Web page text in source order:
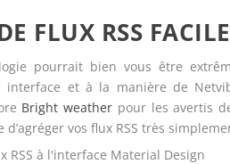
FLUX RSS
pourrait bien vous être
interface et à la manière de
Bright weather pour les avertis
vos flux RSS très